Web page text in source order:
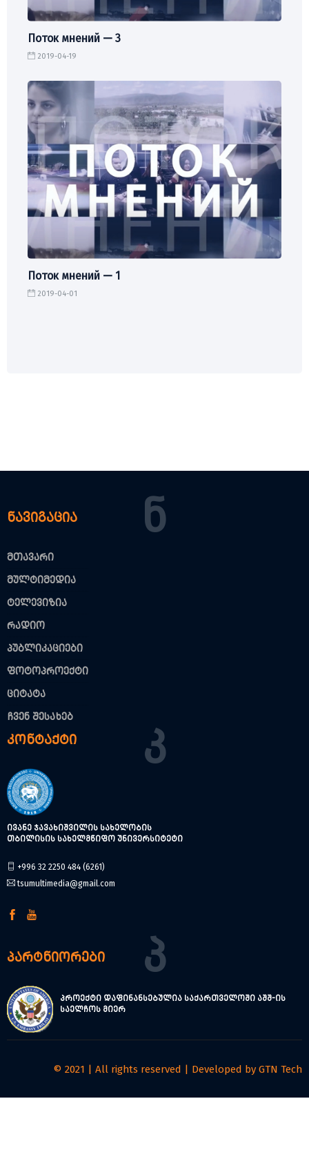
Поток мнений — 3
2019-04-19
Поток мнений — 1
2019-04-01
ნავიგაცია Ნ
მთავარი
მულტიმედია
ტელევიზია
რადიო
პუბლიკაციები
ფოტოპროექტი
ციტატა
ჩვენ შესახებ
კონტაქტი Კ
ივანე ჯავახიშვილის სახელობის
თბილისის სახელმწიფო უნივერსიტეტი
+996 32 2250 484 (6261)
tsumultimedia@gmail.com
პარტნიორები Პ
პროექტი დაფინანსებულია საქართველოში აშშ-ის
საელჩოს მიერ
© 2021 | All rights reserved | Developed by GTN Tech